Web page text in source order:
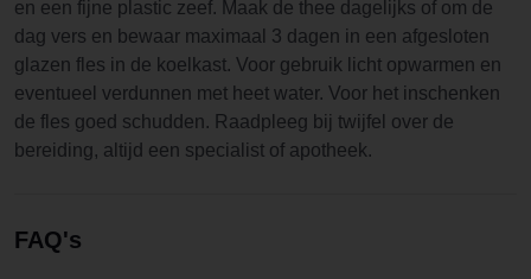
en een fijne plastic zeef. Maak de thee dagelijks of om de
dag vers en bewaar maximaal 3 dagen in een afgesloten
glazen fles in de koelkast. Voor gebruik licht opwarmen en
eventueel verdunnen met heet water. Voor het inschenken
de fles goed schudden. Raadpleeg bij twijfel over de
bereiding, altijd een specialist of apotheek.
FAQ's